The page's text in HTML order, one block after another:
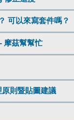
可以來寫套件嗎？
摩茲幫幫忙
則暨貼圖建議